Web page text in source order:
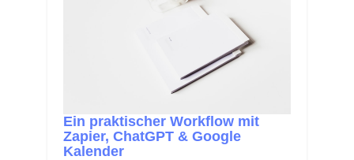
Ein praktischer Workflow mit
Zapier, ChatGPT & Google
Kalender